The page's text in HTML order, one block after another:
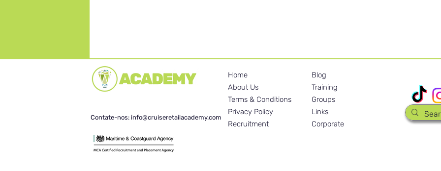
Home
About Us
Terms & Conditions
Privacy Policy
Recruitment
Contate-nos: info@cruiseretailacademy.com
Blog
Training
Groups
Links
Corporate